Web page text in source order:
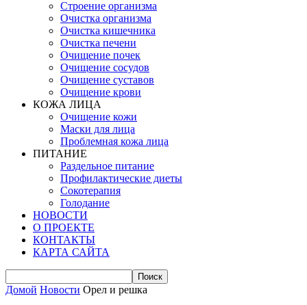
Строение организма
Очистка организма
Очистка кишечника
Очистка печени
Очищение почек
Очищение сосудов
Очищение суставов
Очищение крови
КОЖА ЛИЦА
Очищение кожи
Маски для лица
Проблемная кожа лица
ПИТАНИЕ
Раздельное питание
Профилактические диеты
Сокотерапия
Голодание
НОВОСТИ
О ПРОЕКТЕ
КОНТАКТЫ
КАРТА САЙТА
Домой Новости Орел и решка